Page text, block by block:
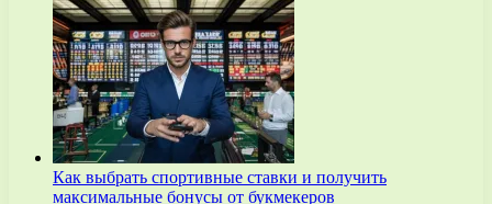
Как выбрать спортивные ставки и получить
максимальные бонусы от букмекеров